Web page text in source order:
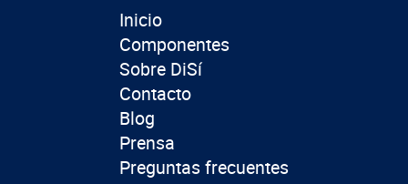
Inicio
Componentes
Sobre DiSí
Contacto
Blog
Prensa
Preguntas frecuentes